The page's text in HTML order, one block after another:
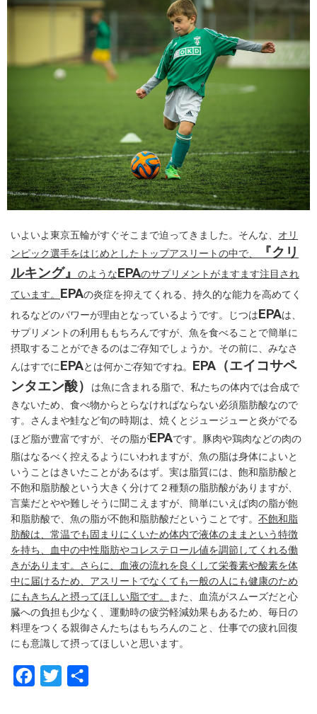
いよいよ東京五輪がすぐそこまで迫ってきました。そんな、 オリ
ンピック選手をはじめとしたトップアスリートの中で、
『クリ
ルキング』
のようなEPAのサプリメントがますます注目され
ています。 EPAの炎症を抑えてくれる、持久的な能力を高めてく
れるなどのパワーが理由となっているようです。じつはEPAは、
サプリメントの利用ももちろんですが、魚を食べることで簡単に
摂取することができるのはご存知でしょうか。その前に、みなさ
んはすでにEPAとは何かご存知ですね。 EPA（エイコサペ
ンタエン酸）
は魚に含まれる脂で、私たちの体内では合成で
きないため、食べ物からとらなければならない必須脂肪酸なので
す。さんまや鮭など旬の時期は、焼くとジュージューと炎がでる
ほど脂が豊富ですが、その脂がEPAです。豚肉や鶏肉などの肉の
脂はなるべく控えるようにいわれますが、魚の脂は身体によいと
いうことはきいたことがあるはず。実は脂質には、飽和脂肪酸と
不飽和脂肪酸という大きく分けて２種類の脂肪酸がありますが、
言葉だとやや難しそうに聞こえますが、簡単にいえば肉の脂が飽
和脂肪酸で、魚の脂が不飽和脂肪酸だということです。 不飽和脂
肪酸は、常温でも固まりにくいため体内で液体のままという特徴
を持ち、血中の中性脂肪やコレステロール値を調節してくれる働
きがあります。さらに、血液の流れを良くして栄養素や酸素を体
中に届けるため、アスリートでなくても一般の人にも健康のため
にもきちんと摂ってほしい脂です。
また、血流がスムーズだと心
臓への負担も少なく、運動時の疲労軽減効果もあるため、毎日の
料理をつくる親御さんたちはもちろんのこと、仕事での疲れ回復
にも意識して摂ってほしいと思います。